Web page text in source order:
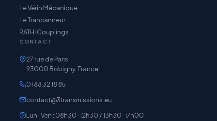
Le Vérin Mécanique
Le Trancanneur
RATHI Couplings
CONTACT
27 rue de Paris
93000 Bobigny, France
01 88 32 18 85
contact@3transmissions.eu
Lun–Ven : 08h30–12h30 / 13h30–17h00